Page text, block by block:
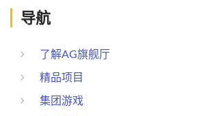
导航
了解AG旗舰厅
精品项目
集团游戏